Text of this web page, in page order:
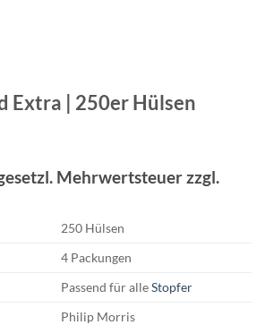
Extra | 250er Hülsen
Mehrwertsteuer zzgl.
250 Hülsen
4 Packungen
Passend für alleStopfer
Philip Morris